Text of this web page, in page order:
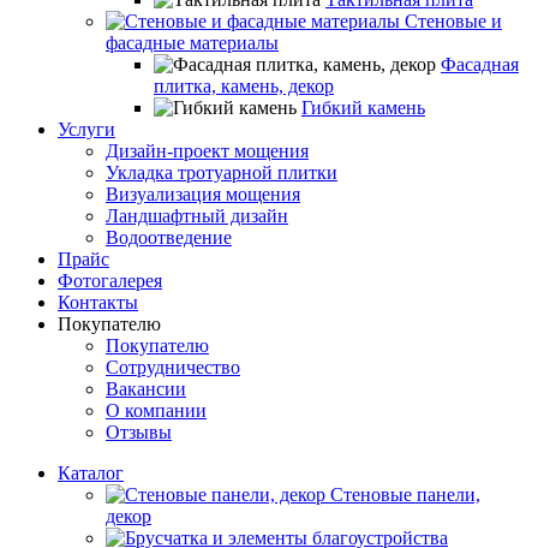
Стеновые и
фасадные материалы
Фасадная
плитка, камень, декор
Гибкий камень
Услуги
Дизайн-проект мощения
Укладка тротуарной плитки
Визуализация мощения
Ландшафтный дизайн
Водоотведение
Прайс
Фотогалерея
Контакты
Покупателю
Покупателю
Сотрудничество
Вакансии
О компании
Отзывы
Каталог
Стеновые панели,
декор